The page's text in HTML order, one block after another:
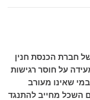
חברת הכנסת חנין
על חוסר רגישות
שאינו מעורב
השכל מחייב להתנגד